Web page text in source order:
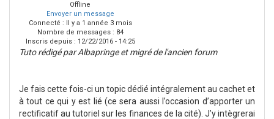
Offline
Envoyer un message
Connecté : Il y a 1 année 3 mois
Nombre de messages : 84
Inscris depuis : 12/22/2016 - 14:25
Tuto rédigé par Albapringe et migré de l'ancien forum
Je fais cette fois-ci un topic dédié intégralement au cachet et
à tout ce qui y est lié (ce sera aussi l’occasion d’apporter un
rectificatif au tutoriel sur les finances de la cité). J’y intègrerai